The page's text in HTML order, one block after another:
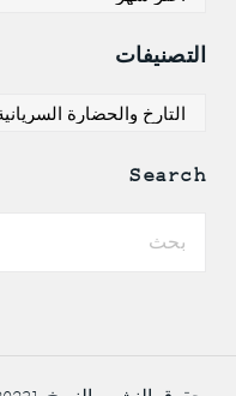
التصنيفات
التصنيفات
Search